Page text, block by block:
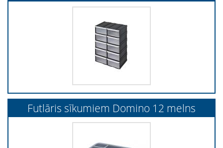
Futlāris sīkumiem Domino 12 melns